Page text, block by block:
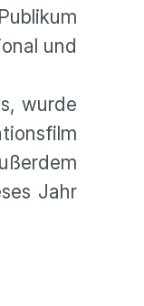
und
wurde
Jahr